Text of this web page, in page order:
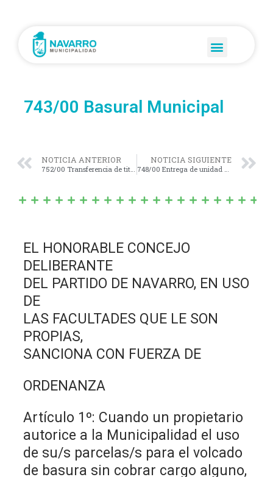
743/00 Basural Municipal
NOTICIA ANTERIOR
752/00 Transferencia de titular de terrenos
NOTICIA SIGUIENTE
748/00 Entrega de unidad usada por nueva
EL HONORABLE CONCEJO
DELIBERANTE
DEL PARTIDO DE NAVARRO, EN USO
DE
LAS FACULTADES QUE LE SON
PROPIAS,
SANCIONA CON FUERZA DE
ORDENANZA
Artículo 1º: Cuando un propietario
autorice a la Municipalidad el uso
de su/s parcelas/s para el volcado
de basura sin cobrar cargo alguno,